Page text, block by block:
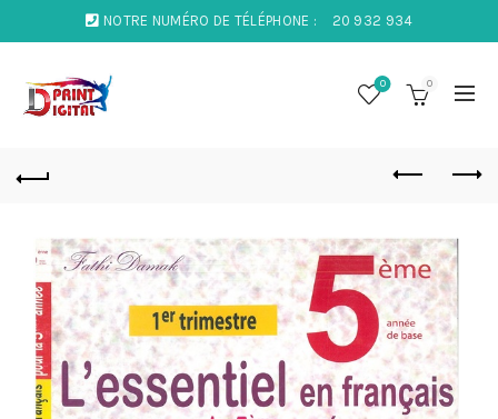
NOTRE NUMÉRO DE TÉLÉPHONE : 20 932 934
0 0